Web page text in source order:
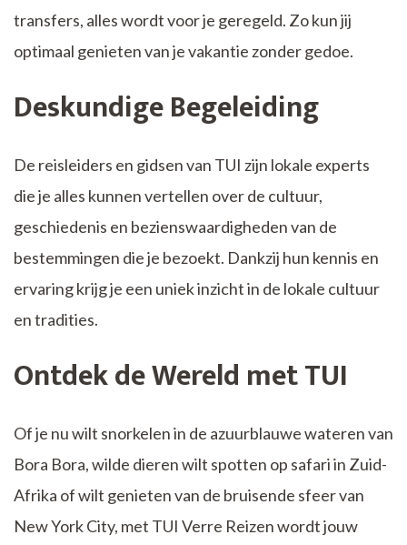
transfers, alles wordt voor je geregeld. Zo kun jij
optimaal genieten van je vakantie zonder gedoe.
Deskundige Begeleiding
De reisleiders en gidsen van TUI zijn lokale experts
die je alles kunnen vertellen over de cultuur,
geschiedenis en bezienswaardigheden van de
bestemmingen die je bezoekt. Dankzij hun kennis en
ervaring krijg je een uniek inzicht in de lokale cultuur
en tradities.
Ontdek de Wereld met TUI
Of je nu wilt snorkelen in de azuurblauwe wateren van
Bora Bora, wilde dieren wilt spotten op safari in Zuid-
Afrika of wilt genieten van de bruisende sfeer van
New York City, met TUI Verre Reizen wordt jouw